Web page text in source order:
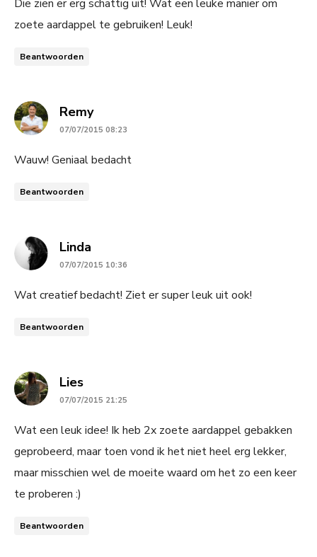
Die zien er erg schattig uit! Wat een leuke manier om
zoete aardappel te gebruiken! Leuk!
Beantwoorden
Remysays:
07/07/2015 08:23
Wauw! Geniaal bedacht
Beantwoorden
Linda
07/07/2015 10:36
Wat creatief bedacht! Ziet er super leuk uit ook!
Beantwoorden
Liessays:
07/07/2015 21:25
Wat een leuk idee! Ik heb 2x zoete aardappel gebakken
geprobeerd, maar toen vond ik het niet heel erg lekker,
maar misschien wel de moeite waard om het zo een keer
te proberen :)
Beantwoorden